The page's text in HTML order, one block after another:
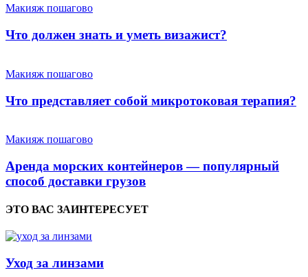
Макияж пошагово
Что должен знать и уметь визажист?
Макияж пошагово
Что представляет собой микротоковая терапия?
Макияж пошагово
Аренда морских контейнеров — популярный
способ доставки грузов
ЭТО ВАС ЗАИНТЕРЕСУЕТ
Уход за линзами